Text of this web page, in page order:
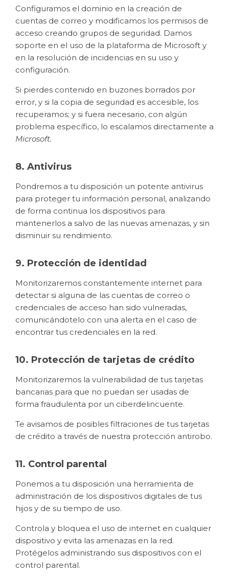
Configuramos el dominio en la creación de
cuentas de correo y modificamos los permisos de
acceso creando grupos de seguridad. Damos
soporte en el uso de la plataforma de Microsoft y
en la resolución de incidencias en su uso y
configuración.
Si pierdes contenido en buzones borrados por
error, y si la copia de seguridad es accesible, los
recuperamos; y si fuera necesario, con algún
problema específico, lo escalamos directamente a
Microsoft.
8. Antivirus
Pondremos a tu disposición un potente antivirus
para proteger tu información personal, analizando
de forma continua los dispositivos para
mantenerlos a salvo de las nuevas amenazas, y sin
disminuir su rendimiento.
9. Protección de identidad
Monitorizaremos constantemente internet para
detectar si alguna de las cuentas de correo o
credenciales de acceso han sido vulneradas,
comunicándotelo con una alerta en el caso de
encontrar tus credenciales en la red.
10. Protección de tarjetas de crédito
Monitorizaremos la vulnerabilidad de tus tarjetas
bancarias para que no puedan ser usadas de
forma fraudulenta por un ciberdelincuente.
Te avisamos de posibles filtraciones de tus tarjetas
de crédito a través de nuestra protección antirobo.
11. Control parental
Ponemos a tu disposición una herramienta de
administración de los dispositivos digitales de tus
hijos y de su tiempo de uso.
Controla y bloquea el uso de internet en cualquier
dispositivo y evita las amenazas en la red.
Protégelos administrando sus dispositivos con el
control parental.